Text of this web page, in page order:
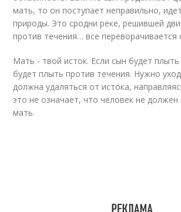
мать, то он поступает неправильно,
природы. Это сродни реке, решившей
против течения… все переворачивается
Мать - твой исток. Если сын будет
будет плыть против течения. Нужно
должна удаляться от истока,
это не означает, что человек не
мать.